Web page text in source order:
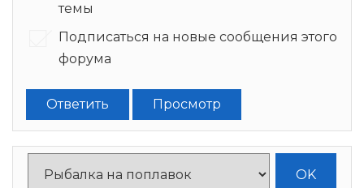
темы
Подписаться на новые сообщения этого
форума
Ответить Просмотр